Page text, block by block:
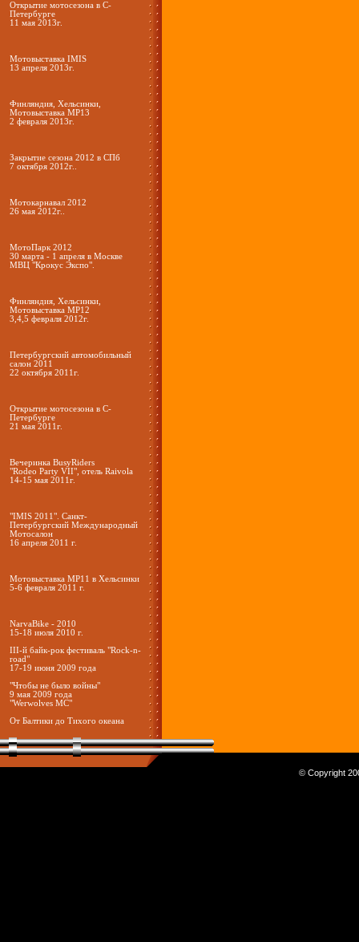
Открытие мотосезона в С-
Петербурге
11 мая 2013г.
Мотовыставка IMIS
13 апреля 2013г.
Финляндия, Хельсинки,
Мотовыставка МР13
2 февраля 2013г.
Закрытие сезона 2012 в СПб
7 октября 2012г..
Мотокарнавал 2012
26 мая 2012г..
МотоПарк 2012
30 марта - 1 апреля в Москве
МВЦ "Крокус Экспо".
Финляндия, Хельсинки,
Мотовыставка МР12
3,4,5 февраля 2012г.
Петербургский автомобильный
салон 2011
22 октября 2011г.
Открытие мотосезона в С-
Петербурге
21 мая 2011г.
Вечеринка BusyRiders
"Rodeo Party VII", отель Raivola
14-15 мая 2011г.
"IMIS 2011". Санкт-
Петербургский Международный
Мотосалон
16 апреля 2011 г.
Мотовыставка MP11 в Хельсинки
5-6 февраля 2011 г.
NarvaBike - 2010
15-18 июля 2010 г.
III-й байк-рок фестиваль "Rock-n-
road"
17-19 июня 2009 года
"Чтобы не было войны"
9 мая 2009 года
"Werwolves MC"
От Балтики до Тихого океана
© Copyright